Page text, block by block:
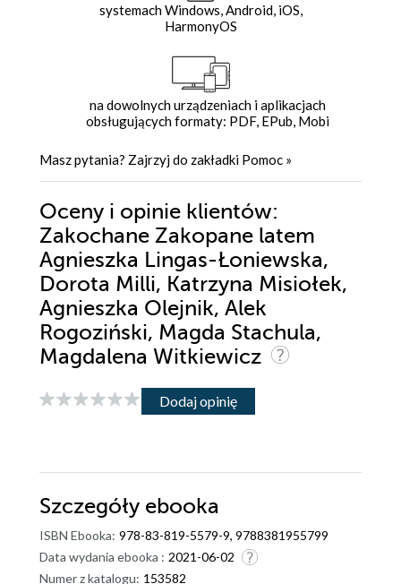
systemach Windows, Android, iOS,
HarmonyOS
na dowolnych urządzeniach i aplikacjach
obsługujących formaty: PDF, EPub, Mobi
Masz pytania? Zajrzyj do zakładki Pomoc »
Oceny i opinie klientów:
Zakochane Zakopane latem
Agnieszka Lingas-Łoniewska,
Dorota Milli, Katrzyna Misiołek,
Agnieszka Olejnik, Alek
Rogoziński, Magda Stachula,
Magdalena Witkiewicz
Dodaj opinię
Szczegóły ebooka
ISBN Ebooka: 978-83-819-5579-9, 9788381955799
Data wydania ebooka : 2021-06-02
Numer z katalogu: 153582